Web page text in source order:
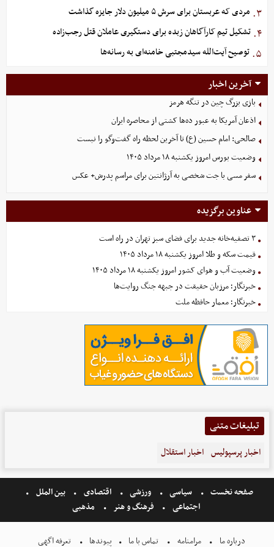
۳. مردی که عربستان برای سرش ۵ میلیون دلار جایزه گذاشت
۴. تشکیل تیم کارآگاهان زبده برای دستگیری عاملان قتل رجب‌زاده
۵. توصیح آیت‌الله سیدمجتبی خامنه‌ای به رسانه‌ها
آخرین اخبار
بازی بزرگ چین در تنگه هرمز
اذعان آمریکا به عبور ده‌ها کشتی از محاصره ایران
صالحی: امام حسین (ع) تا آخرین لحظه راه گفت‌وگو را نبست
وضعیت بورس امروز یکشنبه ۱۸ مرداد ۱۴۰۵
سفر مسی با جت شخصی به آرژانتین برای مراسم پدرش+ عکس
عناوین برگزیده
۳ تصفیه‌خانه جدید برای فضای سبز تهران در راه است
قیمت سکه و طلا امروز یکشنبه ۱۸ مرداد ۱۴۰۵
وضعیت آب و هوای کشور امروز یکشنبه ۱۸ مرداد ۱۴۰۵
خبرنگار؛ مرزبان حقیقت در جبهه جنگ روایت‌ها
خبرنگار؛ معمار حافظه ملت
تبلیغات متنی
اخبار پرسپولیس اخبار استقلال
صفحه نخست سیاسی ورزشی اقتصادی
بین الملل
اجتماعی
فرهنگ و هنر مذهبی
درباره ما مرامنامه تماس با ما پیوندها تعرفه اگهی